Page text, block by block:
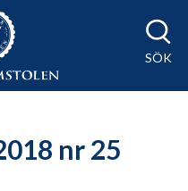
SÖK
nr 25